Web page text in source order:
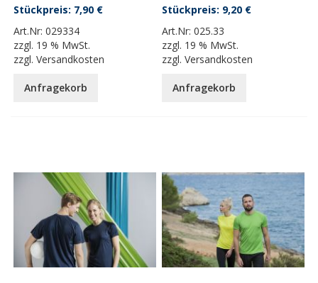
Art.Nr:029334
zzgl. 19 % MwSt.
zzgl.Versandkosten
7,90 €
Anfragekorb
Art.Nr:025.33
zzgl. 19 % MwSt.
zzgl.Versandkosten
9,20 €
Anfragekorb